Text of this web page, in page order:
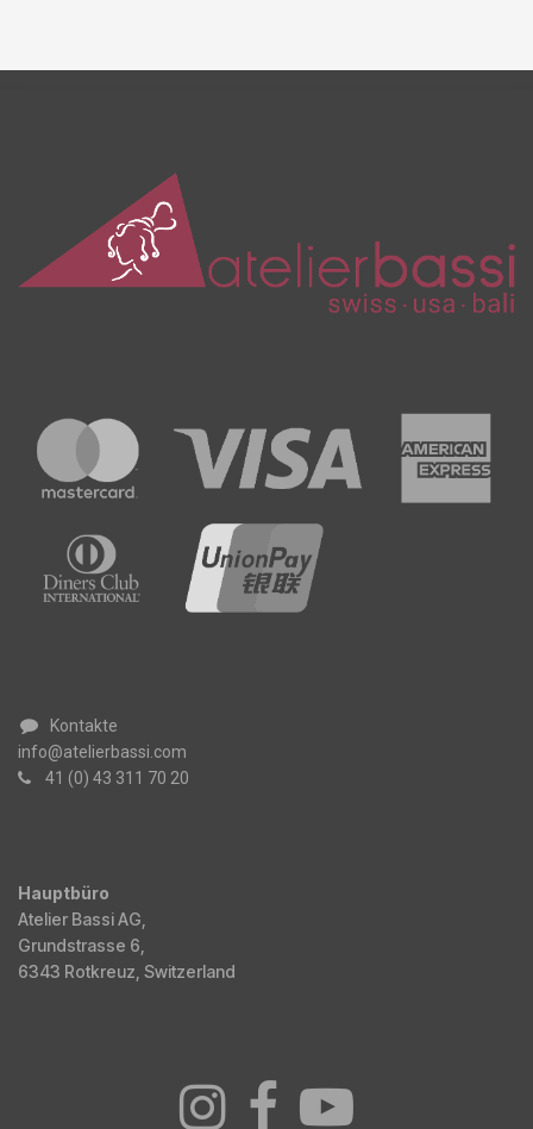
Kontakte
info@atelierbassi.com
41 (0) 43 311 70 20
Hauptbüro
Atelier Bassi AG,
Grundstrasse 6,
6343 Rotkreuz, Switzerland